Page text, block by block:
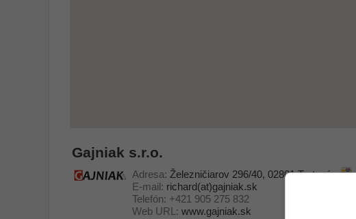
Gajniak s.r.o.
Adresa: Železničiarov 296/40, 02801 Trstená
E-mail: richard(at)gajniak.sk
Telefón: +421 905 275 832
Web URL: www.gajniak.sk